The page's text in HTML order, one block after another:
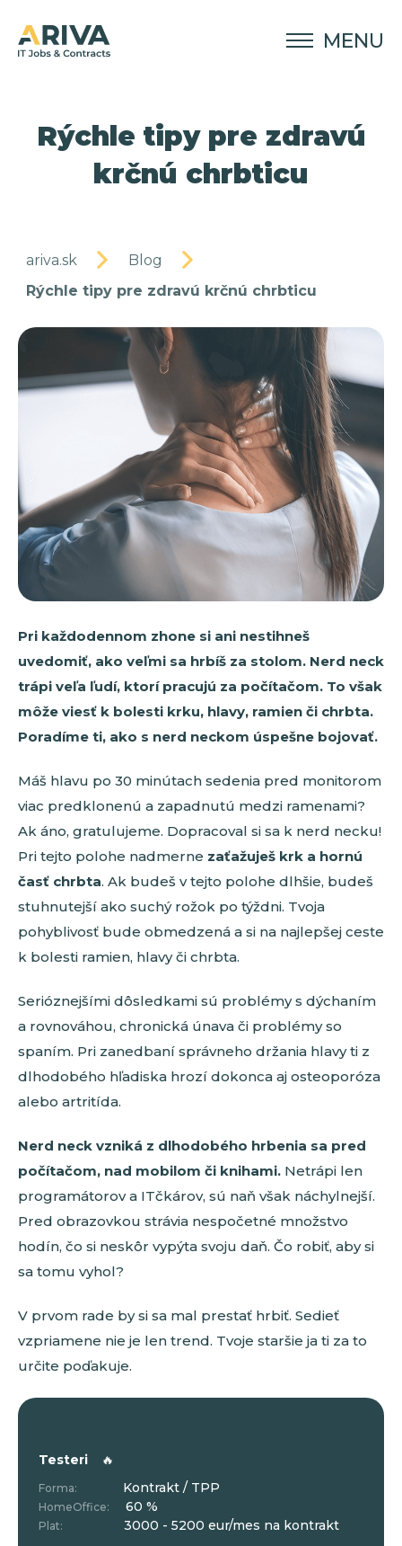
MENU
Rýchle tipy pre zdravú
krčnú chrbticu
ariva.sk
Blog
Rýchle tipy pre zdravú krčnú chrbticu
Pri každodennom zhone si ani nestihneš
uvedomiť, ako veľmi sa hrbíš za stolom. Nerd neck
trápi veľa ľudí, ktorí pracujú za počítačom. To však
môže viesť k bolesti krku, hlavy, ramien či chrbta.
Poradíme ti, ako s nerd neckom úspešne bojovať.
Máš hlavu po 30 minútach sedenia pred monitorom
viac predklonenú a zapadnutú medzi ramenami?
Ak áno, gratulujeme. Dopracoval si sa k nerd necku!
Pri tejto polohe nadmerne zaťažuješ krk a hornú
časť chrbta. Ak budeš v tejto polohe dlhšie, budeš
stuhnutejší ako suchý rožok po týždni. Tvoja
pohyblivosť bude obmedzená a si na najlepšej ceste
k bolesti ramien, hlavy či chrbta.
Serióznejšími dôsledkami sú problémy s dýchaním
a rovnováhou, chronická únava či problémy so
spaním. Pri zanedbaní správneho držania hlavy ti z
dlhodobého hľadiska hrozí dokonca aj osteoporóza
alebo artritída.
Nerd neck vzniká z dlhodobého hrbenia sa pred
počítačom, nad mobilom či knihami. Netrápi len
programátorov a ITčkárov, sú naň však náchylnejší.
Pred obrazovkou strávia nespočetné množstvo
hodín, čo si neskôr vypýta svoju daň. Čo robiť, aby si
sa tomu vyhol?
V prvom rade by si sa mal prestať hrbiť. Sedieť
vzpriamene nie je len trend. Tvoje staršie ja ti za to
určite poďakuje.
Testeri 🔥
Forma: Kontrakt / TPP
HomeOffice: 60 %
Plat: 3000 - 5200 eur/mes na kontrakt